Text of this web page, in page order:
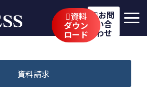
資料
ダウン
ロード
お問
い合
わせ
サービス
資料請求